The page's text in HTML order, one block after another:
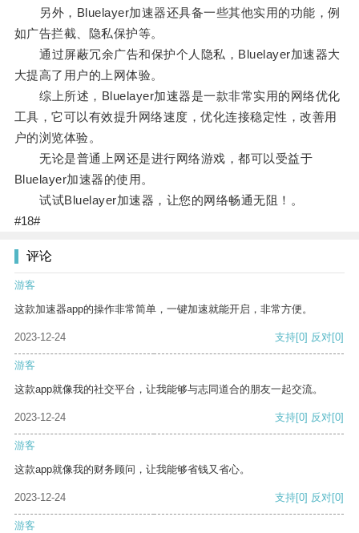
另外，Bluelayer加速器还具备一些其他实用的功能，例
如广告拦截、隐私保护等。
通过屏蔽冗余广告和保护个人隐私，Bluelayer加速器大
大提高了用户的上网体验。
综上所述，Bluelayer加速器是一款非常实用的网络优化
工具，它可以有效提升网络速度，优化连接稳定性，改善用
户的浏览体验。
无论是普通上网还是进行网络游戏，都可以受益于
Bluelayer加速器的使用。
试试Bluelayer加速器，让您的网络畅通无阻！。
#18#
评论
游客
这款加速器app的操作非常简单，一键加速就能开启，非常方便。
2023-12-24 支持[0] 反对[0]
游客
这款app就像我的社交平台，让我能够与志同道合的朋友一起交流。
2023-12-24 支持[0] 反对[0]
游客
这款app就像我的财务顾问，让我能够省钱又省心。
2023-12-24 支持[0] 反对[0]
游客